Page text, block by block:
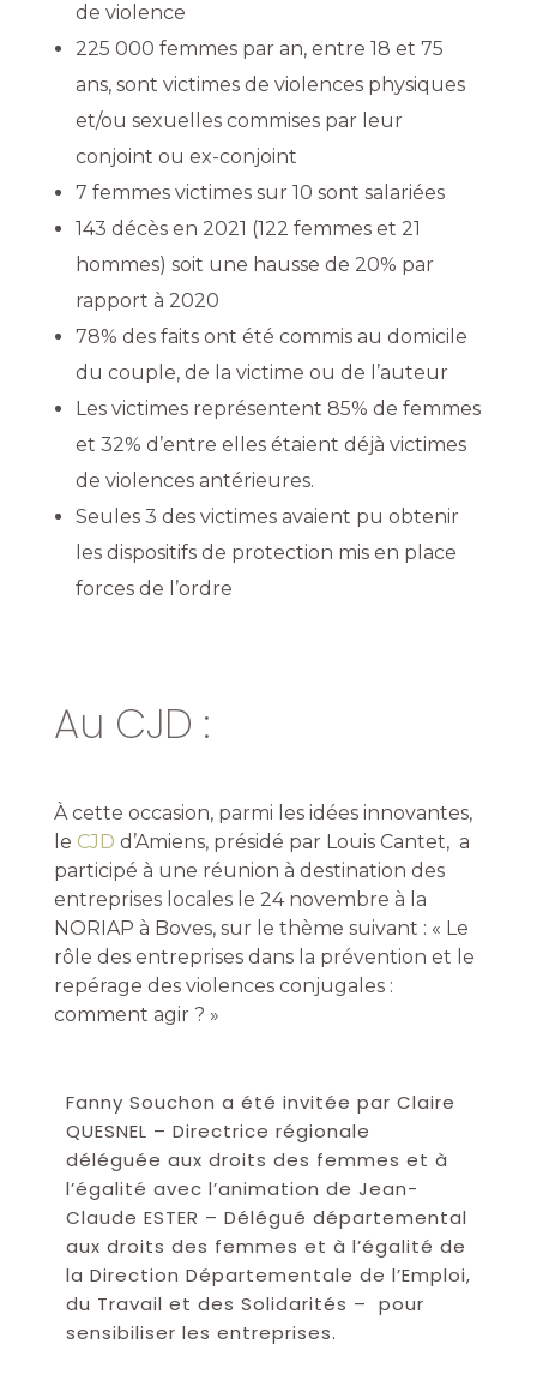
de violence
225 000 femmes par an, entre 18 et 75
ans, sont victimes de violences physiques
et/ou sexuelles commises par leur
conjoint ou ex-conjoint
7 femmes victimes sur 10 sont salariées
143 décès en 2021 (122 femmes et 21
hommes) soit une hausse de 20% par
rapport à 2020
78% des faits ont été commis au domicile
du couple, de la victime ou de l’auteur
Les victimes représentent 85% de femmes
et 32% d’entre elles étaient déjà victimes
de violences antérieures.
Seules 3 des victimes avaient pu obtenir
les dispositifs de protection mis en place
forces de l’ordre
Au CJD :
À cette occasion, parmi les idées innovantes,
le CJD d’Amiens, présidé par Louis Cantet, a
participé à une réunion à destination des
entreprises locales le 24 novembre à la
NORIAP à Boves, sur le thème suivant : « Le
rôle des entreprises dans la prévention et le
repérage des violences conjugales :
comment agir ? »
Fanny Souchon a été invitée par Claire
QUESNEL – Directrice régionale
déléguée aux droits des femmes et à
l’égalité avec l’animation de Jean-
Claude ESTER – Délégué départemental
aux droits des femmes et à l’égalité de
la Direction Départementale de l’Emploi,
du Travail et des Solidarités – pour
sensibiliser les entreprises.